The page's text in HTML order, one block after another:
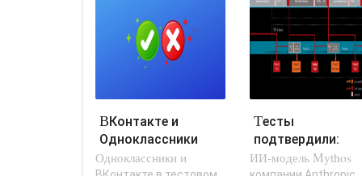
ВКонтакте и
Одноклассники
тестируют
Одноклассники и
Тесты
подтвердили:
Claude Mythos
ИИ-модель Mythos